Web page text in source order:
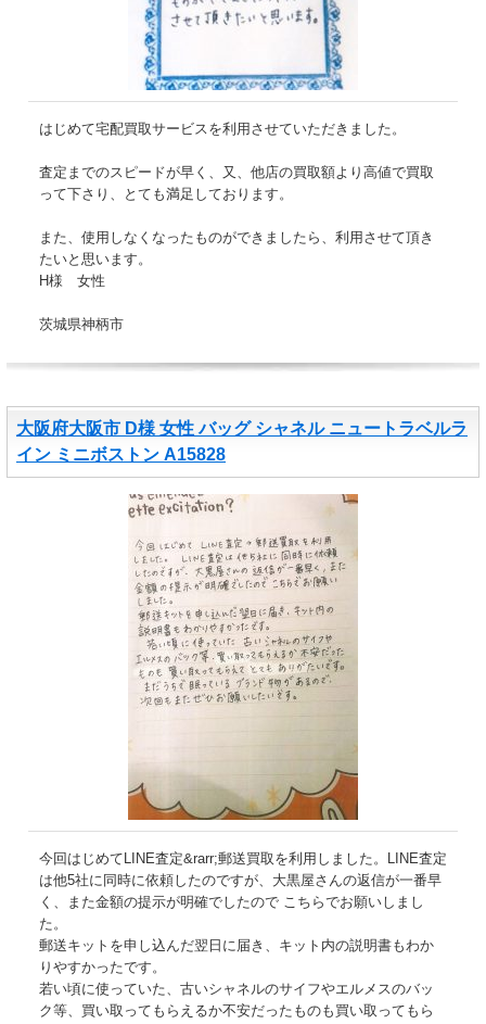
はじめて宅配買取サービスを利用させていただきました。
査定までのスピードが早く、又、他店の買取額より高値で買取
って下さり、とても満足しております。
また、使用しなくなったものができましたら、利用させて頂き
たいと思います。
H様 女性
茨城県神柄市
大阪府大阪市 D様 女性 バッグ シャネル ニュートラベルラ
イン ミニボストン A15828
今回はじめてLINE査定&rarr;郵送買取を利用しました。LINE査定
は他5社に同時に依頼したのですが、大黒屋さんの返信が一番早
く、また金額の提示が明確でしたので こちらでお願いしまし
た。
郵送キットを申し込んだ翌日に届き、キット内の説明書もわか
りやすかったです。
若い頃に使っていた、古いシャネルのサイフやエルメスのバッ
ク等、買い取ってもらえるか不安だったものも買い取ってもら